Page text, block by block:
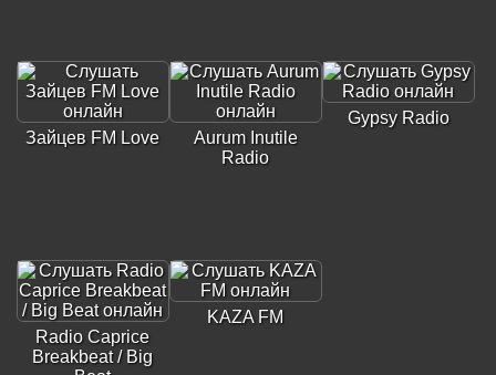
Зайцев FM Love
Aurum Inutile
Radio
Gypsy Radio
Radio Caprice
Breakbeat / Big
KAZA FM